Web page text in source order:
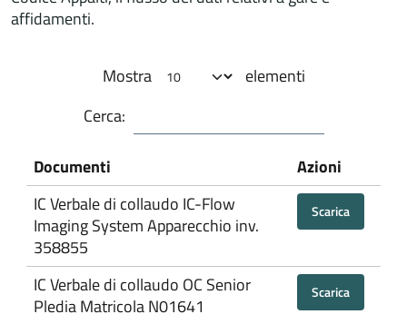
affidamenti.
Mostra
elementi
Cerca:
Documenti
Azioni
IC Verbale di collaudo IC-Flow
Imaging System Apparecchio inv.
358855
Scarica
IC Verbale di collaudo OC Senior
Pledia Matricola N01641
Scarica